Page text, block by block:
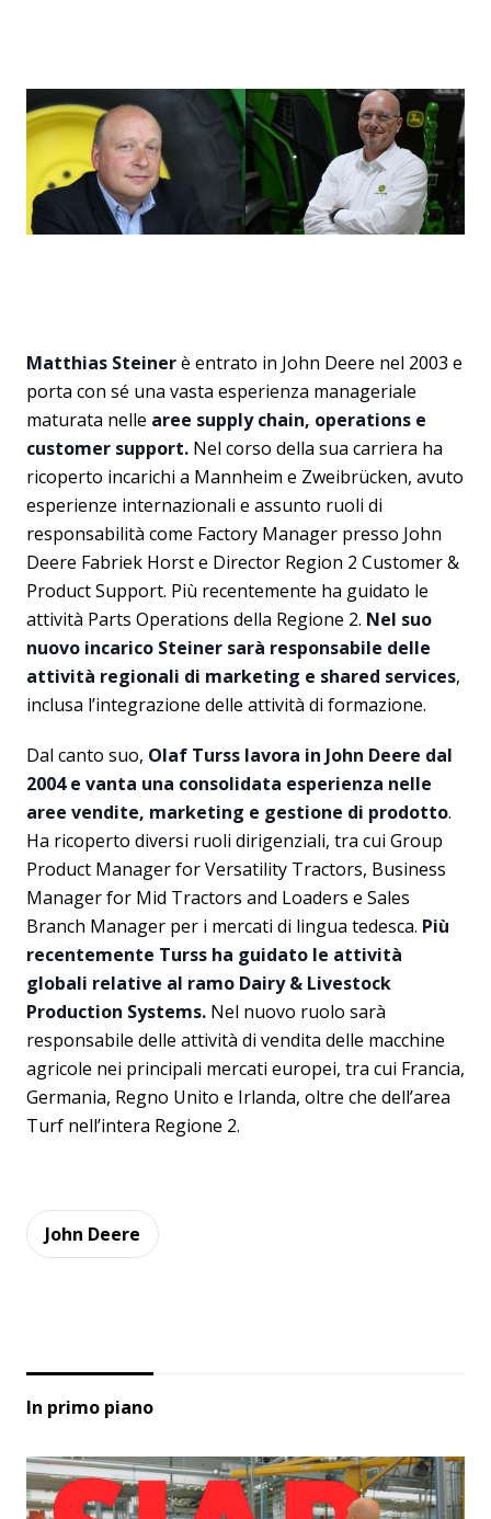
Matthias Steinerè entrato in John Deere nel 2003 e
porta con sé una vasta esperienza manageriale
maturata nelle aree supply chain, operations e
customer support. Nel corso della sua carriera ha
ricoperto incarichi a Mannheim e Zweibrücken, avuto
esperienze internazionali e assunto ruoli di
responsabilità come Factory Manager presso John
Deere Fabriek Horst e Director Region 2 Customer &
Product Support. Più recentemente ha guidato le
attività Parts Operations della Regione 2. Nel suo
nuovo incarico Steiner sarà responsabile delle
attività regionali di marketing e shared services,
inclusa l’integrazione delle attività di formazione.
Dal canto suo, Olaf Turss lavora in John Deere dal
2004 e vanta una consolidata esperienza nelle
aree vendite, marketing e gestione di prodotto.
Ha ricoperto diversi ruoli dirigenziali, tra cui Group
Product Manager for Versatility Tractors, Business
Manager for Mid Tractors and Loaders e Sales
Branch Manager per i mercati di lingua tedesca. Più
recentemente Turss ha guidato le attività
globali relative al ramo Dairy & Livestock
Production Systems. Nel nuovo ruolo sarà
responsabile delle attività di vendita delle macchine
agricole nei principali mercati europei, tra cui Francia,
Germania, Regno Unito e Irlanda, oltre che dell’area
Turf nell’intera Regione 2.
John Deere
In primo piano